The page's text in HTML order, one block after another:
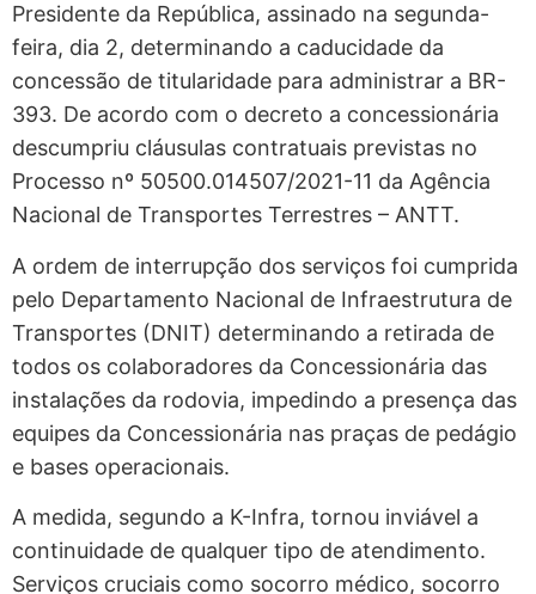
Presidente da República, assinado na segunda-
feira, dia 2, determinando a caducidade da
concessão de titularidade para administrar a BR-
393. De acordo com o decreto a concessionária
descumpriu cláusulas contratuais previstas no
Processo nº 50500.014507/2021-11 da Agência
Nacional de Transportes Terrestres – ANTT.
A ordem de interrupção dos serviços foi cumprida
pelo Departamento Nacional de Infraestrutura de
Transportes (DNIT) determinando a retirada de
todos os colaboradores da Concessionária das
instalações da rodovia, impedindo a presença das
equipes da Concessionária nas praças de pedágio
e bases operacionais.
A medida, segundo a K-Infra, tornou inviável a
continuidade de qualquer tipo de atendimento.
Serviços cruciais como socorro médico, socorro